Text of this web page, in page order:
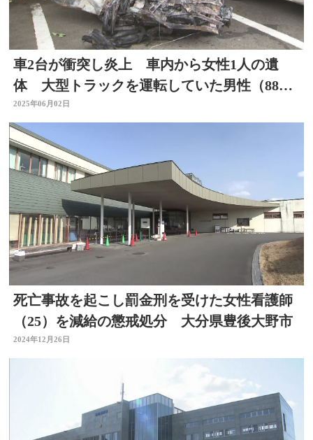
車2台が衝突し炎上 車内から女性1人の遺
体 大型トラックを運転していた男性（88）
を逮捕 大分
2025年06月02日
死亡事故を起こし罰金刑を受けた女性看護師
（25）を減給の懲戒処分 大分県豊後大野市
2024年12月26日